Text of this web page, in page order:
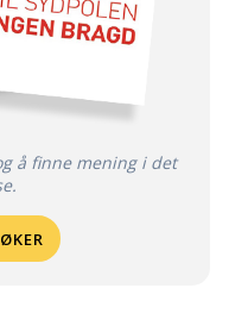
å finne mening i det